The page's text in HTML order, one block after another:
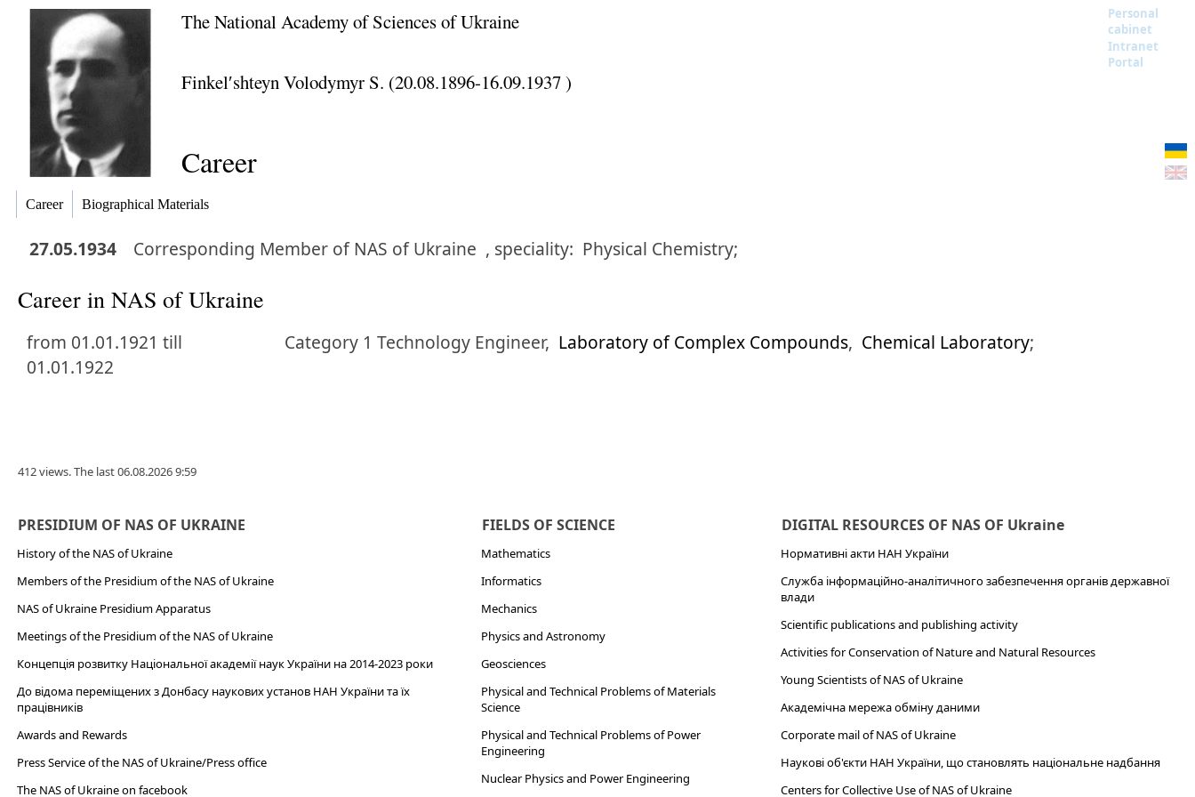
The National Academy of Sciences of Ukraine
Personal
cabinet
Intranet
Portal
Finkelʹshteyn Volodymyr S. (20.08.1896-16.09.1937 )
Career
Career Biographical Materials
27.05.1934 Corresponding Member of NAS of Ukraine , speciality: Physical Chemistry;
Career in NAS of Ukraine
from 01.01.1921 till
01.01.1922
Category 1 Technology Engineer, Laboratory of Complex Compounds, Chemical Laboratory;
412 views. The last 06.08.2026 9:59
PRESIDIUM OF NAS OF UKRAINE
History of the NAS of Ukraine
Members of the Presidium of the NAS of Ukraine
NAS of Ukraine Presidium Apparatus​
Meetings of the Presidium of the NAS of Ukraine
Концепція розвитку Національної академії наук України на 2014-2023 роки
До відома переміщених з Донбасу наукових установ НАН України та їх
працівників
Awards and Rewards
Press Service of the NAS of Ukraine/Press office
The NAS of Ukraine on facebook
FIELDS OF SCIENCE
Mathematics
Informatics
Mechanics
Physics and Astronomy
Geosciences
Physical and Technical Problems of Materials
Science
Physical and Technical Problems of Power
Engineering
Nuclear Physics and Power Engineering
DIGITAL RESOURCES OF NAS OF Ukraine
Нормативні акти НАН України
Служба інформаційно-аналітичного забезпечення органів державної
влади
Scientific publications and publishing activity
Activities for Conservation of Nature and Natural Resources
Young Scientists of NAS of Ukraine
Академічна мережа обміну даними
Corporate mail of NAS of Ukraine
Наукові об'єкти НАН України, що становлять національне надбання
Centers for Collective Use of NAS of Ukraine